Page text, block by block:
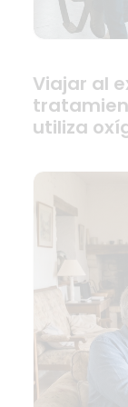
Viajar al
utiliza